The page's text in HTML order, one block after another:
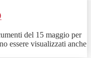
del 15 maggio per
essere visualizzati anche